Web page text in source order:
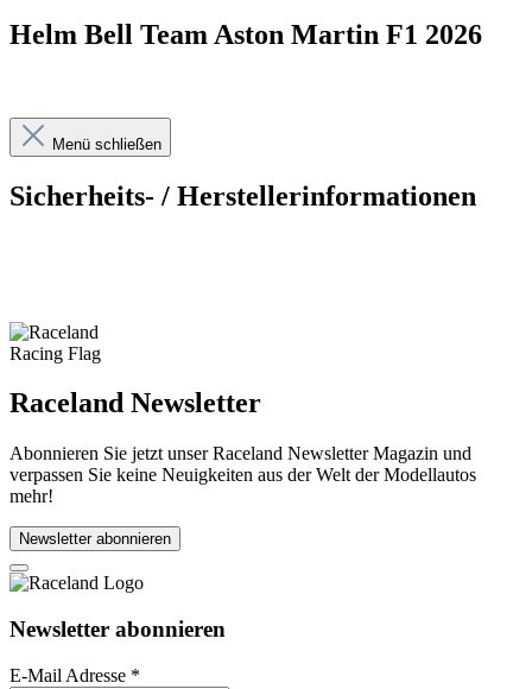
Helm Bell Team Aston Martin F1 2026
Menü schließen
Sicherheits- / Herstellerinformationen
Raceland Newsletter
Abonnieren Sie jetzt unser Raceland Newsletter Magazin und
verpassen Sie keine Neuigkeiten aus der Welt der Modellautos
mehr!
Newsletter abonnieren
Newsletter abonnieren
E-Mail Adresse *